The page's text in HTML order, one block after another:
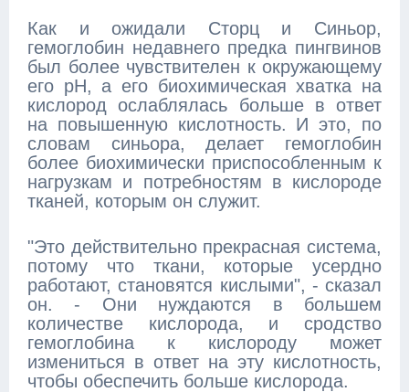
Как и ожидали Сторц и Синьор,
гемоглобин недавнего предка пингвинов
был более чувствителен к окружающему
его рН, а его биохимическая хватка на
кислород ослаблялась больше в ответ
на повышенную кислотность. И это, по
словам синьора, делает гемоглобин
более биохимически приспособленным к
нагрузкам и потребностям в кислороде
тканей, которым он служит.
"Это действительно прекрасная система,
потому что ткани, которые усердно
работают, становятся кислыми", - сказал
он. - Они нуждаются в большем
количестве кислорода, и сродство
гемоглобина к кислороду может
измениться в ответ на эту кислотность,
чтобы обеспечить больше кислорода.